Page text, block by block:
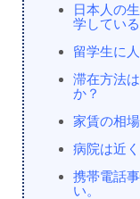
日本人の
学してい
留学生に
滞在方法
か？
家賃の相
病院は近
携帯電話
い。